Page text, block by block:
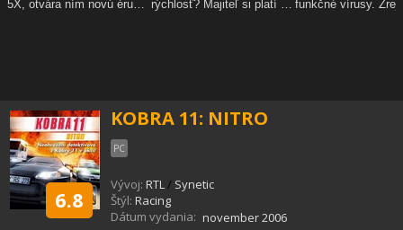
6.8
KOBRA 11: NITRO
PC
Vývoj: RTL/ Synetic
Štýl: Racing
Dátum vydania: november 2006